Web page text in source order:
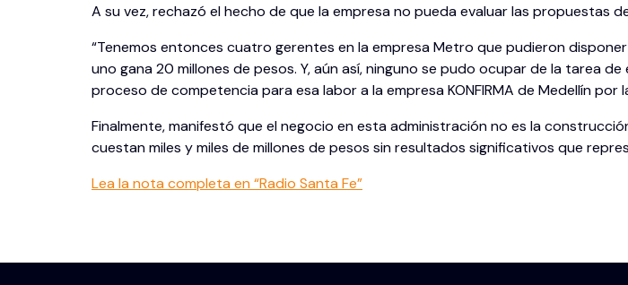
A su vez, rechazó el hecho de que la empresa no pueda evaluar las propuestas
“Tenemos entonces cuatro gerentes en la empresa Metro que pudieron
uno gana 20 millones de pesos. Y, aún así, ninguno se pudo ocupar de la tarea
proceso de competencia para esa labor a la empresa KONFIRMA de Medellín por
Finalmente, manifestó que el negocio en esta administración no es la
cuestan miles y miles de millones de pesos sin resultados significativos que
Lea la nota completa en “Radio Santa Fe”